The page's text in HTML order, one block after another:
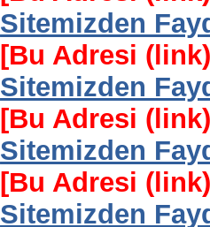
Sitemizden
[Bu Adresi
Sitemizden
[Bu Adresi
Sitemizden
[Bu Adresi
Sitemizden